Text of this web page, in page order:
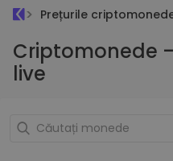
Prețurile
Criptomonede
live